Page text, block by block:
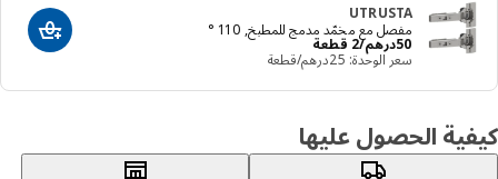
UTRUSTA
مفصل مع مخمّد مدمج للمطبخ, 110 °
درهم 50 /2 قطعة
السعر درهم 50/2 قطعة
سعر الوحدة: ‭25‬درهم/قطعة
أضف إلى
الحصول عليها